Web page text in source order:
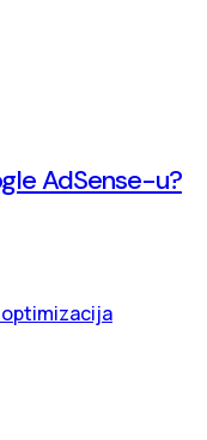
AdSense-u?
optimizacija